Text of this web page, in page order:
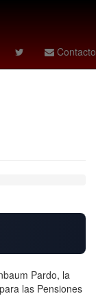
Contacto
Pardo, la
las Pensiones